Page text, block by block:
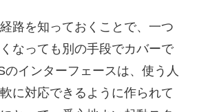
路を知っておくことで、一つ
なっても別の手段でカバーで
のインターフェースは、使う人
に対応できるように作られて